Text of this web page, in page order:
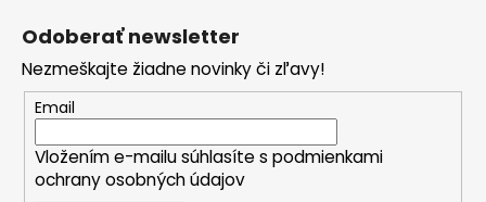
Odoberať newsletter
Nezmeškajte žiadne novinky či zľavy!
Email
Vložením e-mailu súhlasíte s podmienkami
ochrany osobných údajov